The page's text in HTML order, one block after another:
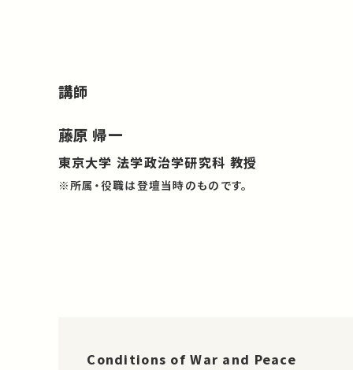
講師
藤原 帰一
東京大学 法学政治学研究科 教授
※所属・役職は登壇当時のものです。
Conditions of War and Peace